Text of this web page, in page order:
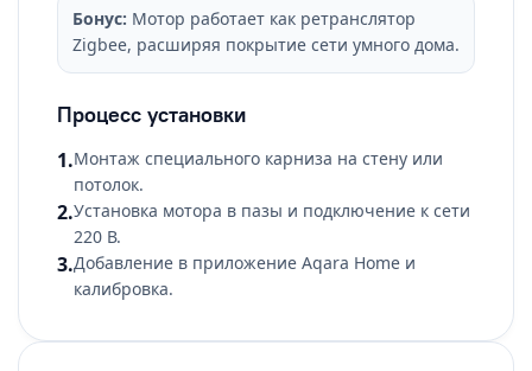
Бонус: Мотор работает как ретранслятор
Zigbee, расширяя покрытие сети умного дома.
Процесс установки
1.Монтаж специального карниза на стену или
потолок.
2.Установка мотора в пазы и подключение к сети
220 В.
3.Добавление в приложение Aqara Home и
калибровка.